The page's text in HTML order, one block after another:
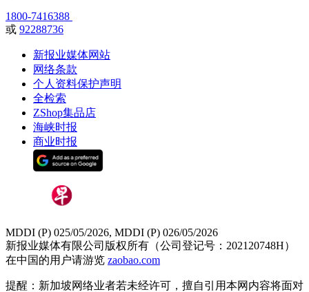
1800-7416388
或 92288736
新报业媒体网站
网络条款
个人资料保护声明
全检索
ZShop集品店
海峡时报
商业时报
MDDI (P) 025/05/2026, MDDI (P) 026/05/2026
新报业媒体有限公司版权所有（公司登记号：202120748H）
在中国的用户请游览 zaobao.com
提醒：新加坡网络业者若未经许可，擅自引用本网内容将面对